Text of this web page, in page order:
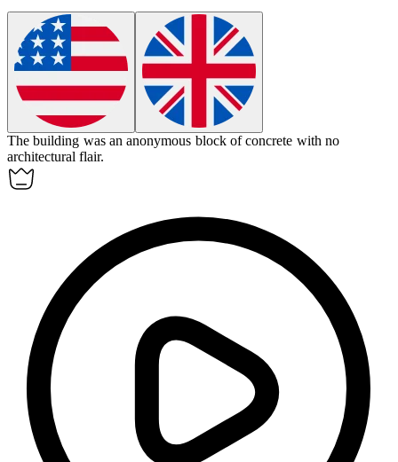
The building was ananonymous block of concrete with no
architectural flair.